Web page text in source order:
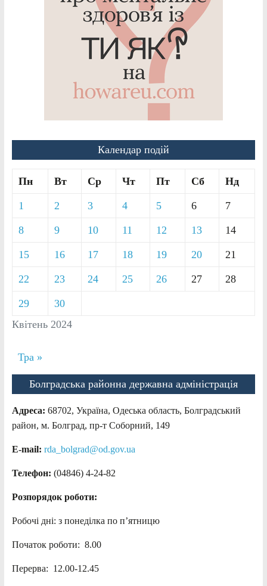
Календар подій
Квітень 2024
Пн Вт Ср Чт Пт Сб Нд
1 2 3 4 5 6 7
8 9 10 11 12 13 14
15 16 17 18 19 20 21
22 23 24 25 26 27 28
29 30
Тра »
Болградська районна державна адміністрація
Адреса: 68702, Україна, Одеська область, Болградський
район, м. Болград, пр-т Соборний, 149
E-mail: rda_bolgrad@od.gov.ua
Телефон: (04846) 4-24-82
Розпорядок роботи:
Робочі дні: з понеділка по п’ятницю
Початок роботи: 8.00
Перерва: 12.00-12.45